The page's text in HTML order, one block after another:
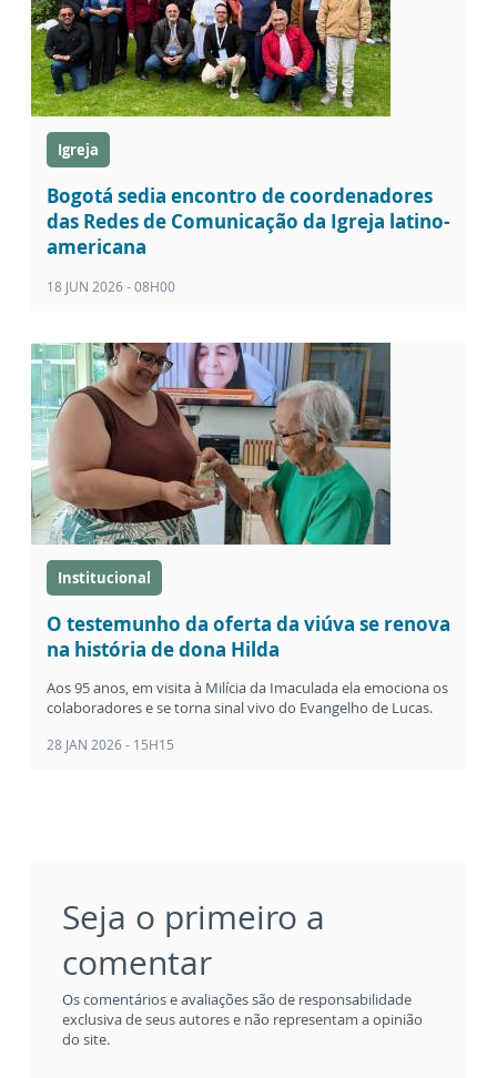
Igreja
Bogotá sedia encontro de coordenadores
das Redes de Comunicação da Igreja latino-
americana
18 JUN 2026 - 08H00
Institucional
O testemunho da oferta da viúva se renova
na história de dona Hilda
Aos 95 anos, em visita à Milícia da Imaculada ela emociona os
colaboradores e se torna sinal vivo do Evangelho de Lucas.
28 JAN 2026 - 15H15
Seja o primeiro a
comentar
Os comentários e avaliações são de responsabilidade
exclusiva de seus autores e não representam a opinião
do site.